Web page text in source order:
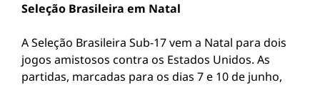
Seleção Brasileira em Natal
A Seleção Brasileira Sub-17 vem a Natal para dois
jogos amistosos contra os Estados Unidos. As
partidas, marcadas para os dias 7 e 10 de junho,